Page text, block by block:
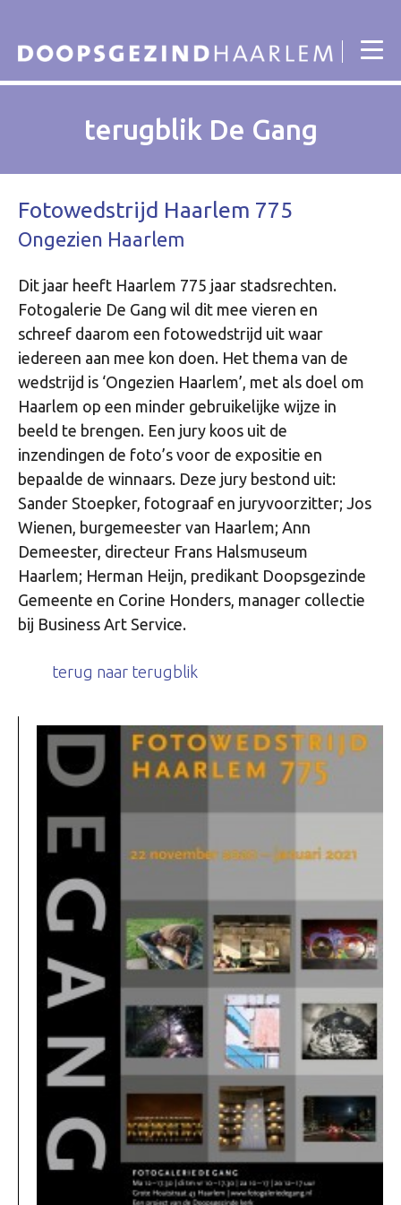
terugblik De Gang
Fotowedstrijd Haarlem 775
Ongezien Haarlem
Dit jaar heeft Haarlem 775 jaar stadsrechten.
Fotogalerie De Gang wil dit mee vieren en
schreef daarom een fotowedstrijd uit waar
iedereen aan mee kon doen. Het thema van de
wedstrijd is ‘Ongezien Haarlem’, met als doel om
Haarlem op een minder gebruikelijke wijze in
beeld te brengen. Een jury koos uit de
inzendingen de foto’s voor de expositie en
bepaalde de winnaars. Deze jury bestond uit:
Sander Stoepker, fotograaf en juryvoorzitter; Jos
Wienen, burgemeester van Haarlem; Ann
Demeester, directeur Frans Halsmuseum
Haarlem; Herman Heijn, predikant Doopsgezinde
Gemeente en Corine Honders, manager collectie
bij Business Art Service.
terug naar terugblik